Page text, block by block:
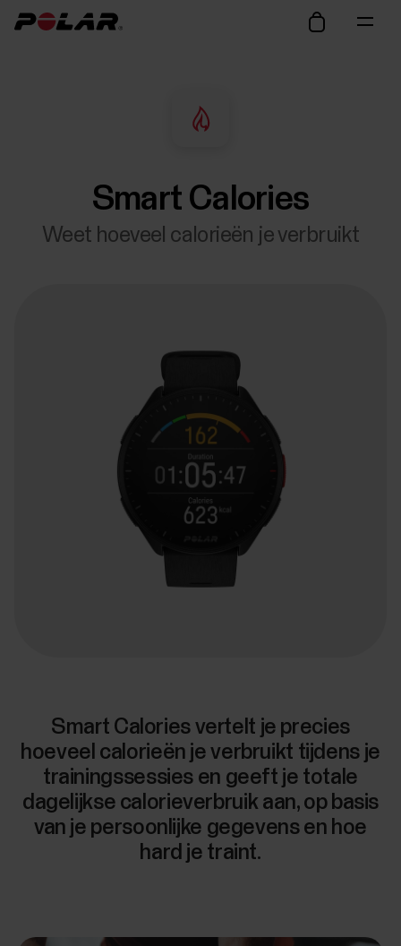
Smart Calories
Weet hoeveel calorieën je verbruikt
Smart Calories vertelt je precies
hoeveel calorieën je verbruikt tijdens je
trainingssessies en geeft je totale
dagelijkse calorieverbruik aan, op basis
van je persoonlijke gegevens en hoe
hard je traint.